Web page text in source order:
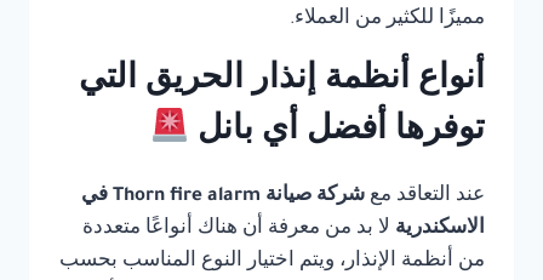
مميزًا للكثير من العملاء.
أنواع أنظمة إنذار الحريق التي
توفرها أفضل أي بانل
عند التعاقد مع
شركة صيانة Thorn fire alarm في
الاسكندرية لا بد من معرفة أن هناك أنواعًا متعددة
من أنظمة الإنذار، ويتم اختيار النوع المناسب بحسب